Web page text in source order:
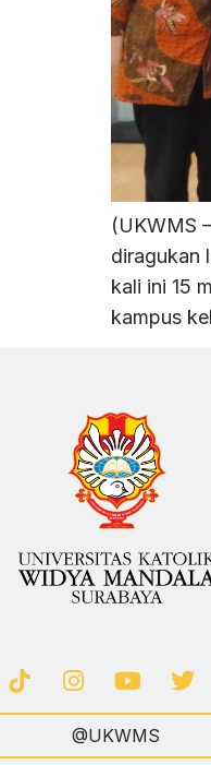
(UKWMS
diragukan
kali ini 15
kampus
@UKWMS